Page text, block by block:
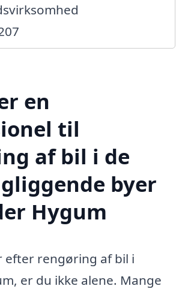
en
til
af bil i de
byer
Hygum
efter rengøring af bil i
er du ikke alene. Mange